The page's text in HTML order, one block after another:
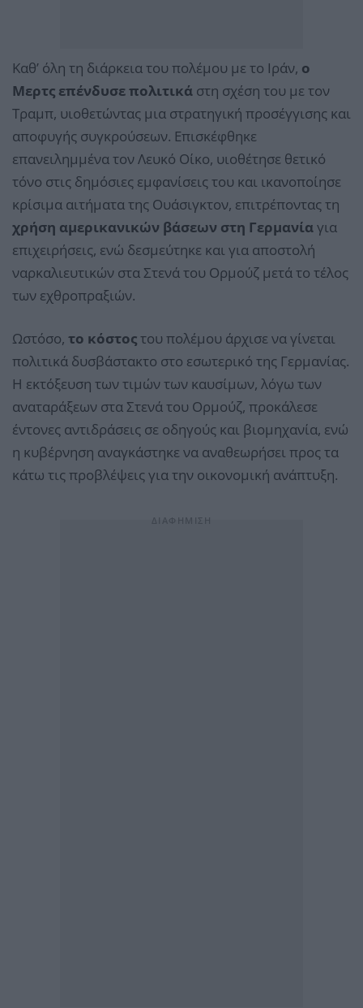
Καθ’ όλη τη διάρκεια του πολέμου με το Ιράν, ο
Μερτς επένδυσε πολιτικά στη σχέση του με τον
Τραμπ, υιοθετώντας μια στρατηγική προσέγγισης και
αποφυγής συγκρούσεων. Επισκέφθηκε
επανειλημμένα τον Λευκό Οίκο, υιοθέτησε θετικό
τόνο στις δημόσιες εμφανίσεις του και ικανοποίησε
κρίσιμα αιτήματα της Ουάσιγκτον, επιτρέποντας τη
χρήση αμερικανικών βάσεων στη Γερμανίαγια
επιχειρήσεις, ενώ δεσμεύτηκε και για αποστολή
ναρκαλιευτικών στα Στενά του Ορμούζ μετά το τέλος
των εχθροπραξιών.
Ωστόσο, το κόστοςτου πολέμου άρχισε να γίνεται
πολιτικά δυσβάστακτο στο εσωτερικό της Γερμανίας.
Η εκτόξευση των τιμών των καυσίμων, λόγω των
αναταράξεων στα Στενά του Ορμούζ, προκάλεσε
έντονες αντιδράσεις σε οδηγούς και βιομηχανία, ενώ
η κυβέρνηση αναγκάστηκε να αναθεωρήσει προς τα
κάτω τις προβλέψεις για την οικονομική ανάπτυξη.